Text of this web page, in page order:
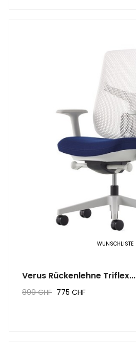
WUNSCHLISTE
Verus Rückenlehne Triflex...
899 CHF 775 CHF